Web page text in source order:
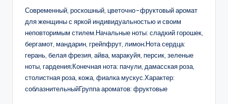
Современный, роскошный, цветочно-фруктовый аромат
для женщины с яркой индивидуальностью и своим
неповторимым стилем.Начальные ноты: сладкий горошек,
бергамот, мандарин, грейпфрут, лимон;Нота сердца:
герань, белая фрезия, айва, маракуйя, персик, зеленые
ноты, гардения;Конечная нота: пачули, дамасская роза,
столистная роза, кожа, фиалка мускус.Характер:
соблазнительныйГруппа ароматов: фруктовые